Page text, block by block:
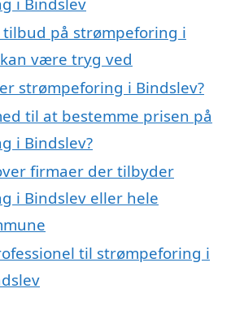
tilbud på strømpeforing i
være tryg ved
strømpeforing i Bindslev?
til at bestemme prisen på
i Bindslev?
firmaer der tilbyder
i Bindslev eller hele
til strømpeforing i